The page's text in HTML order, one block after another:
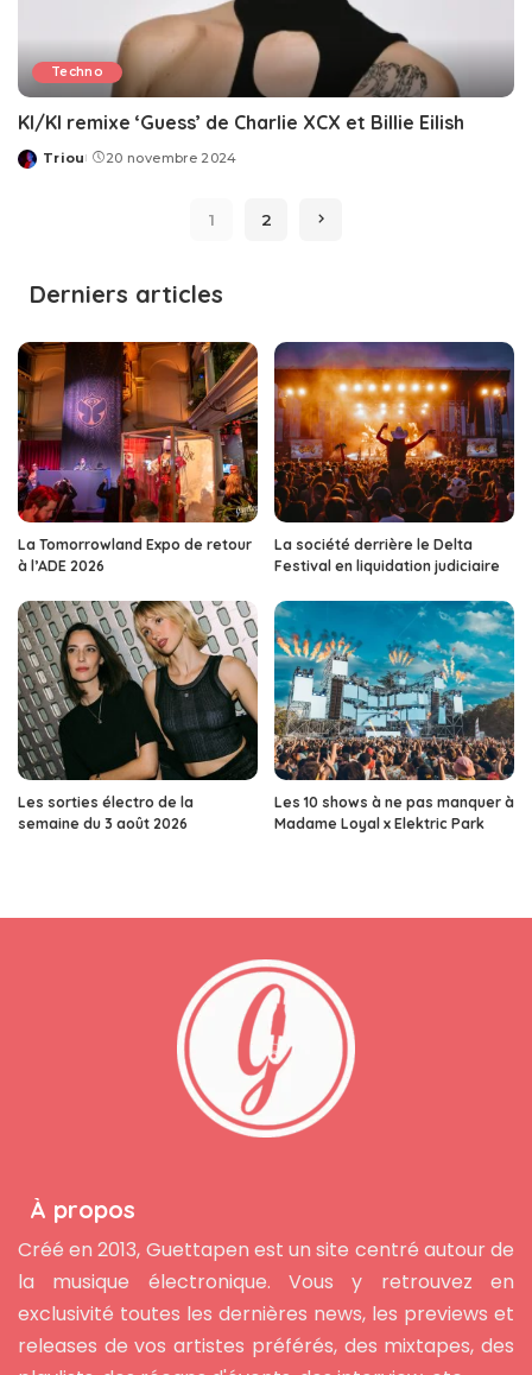
Techno
KI/KI remixe ‘Guess’ de Charlie XCX et Billie Eilish
Posted
Triou 20 novembre 2024
1 2
Derniers articles
La Tomorrowland Expo de retour
à l’ADE 2026
La société derrière le Delta
Festival en liquidation judiciaire
Les sorties électro de la
semaine du 3 août 2026
Les 10 shows à ne pas manquer à
Madame Loyal x Elektric Park
À propos
Créé en 2013, Guettapen est un site centré autour de
la musique électronique. Vous y retrouvez en
exclusivité toutes les dernières news, les previews et
releases de vos artistes préférés, des mixtapes, des